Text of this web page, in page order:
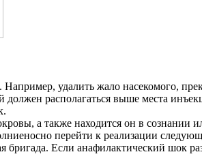
удалить жало насекомого,
располагаться выше места
а также находится он в сознании
перейти к реализации
Если анафилактический шок